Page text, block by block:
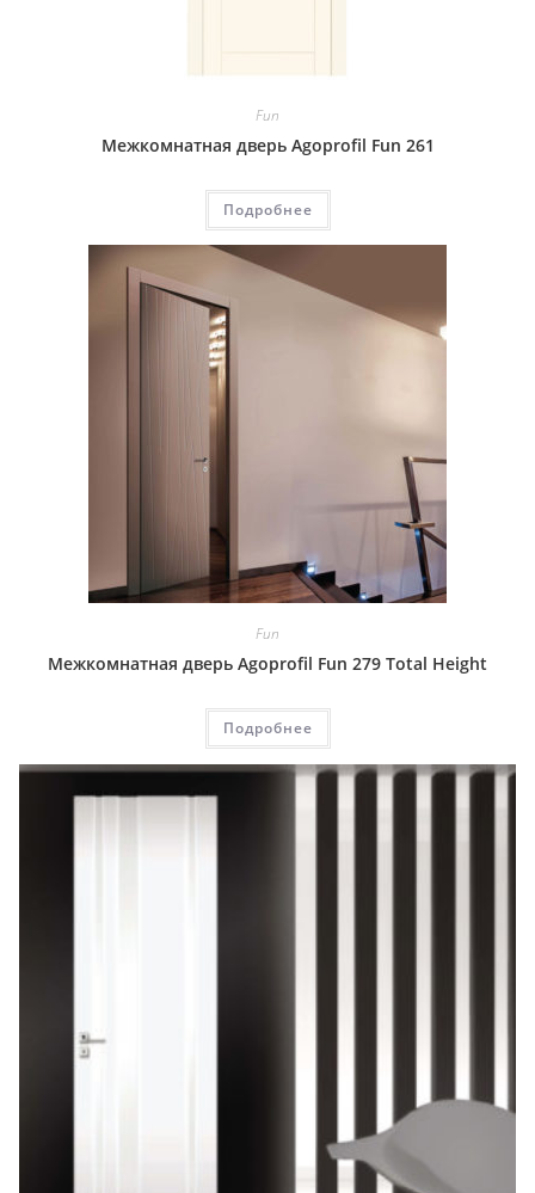
Fun
Межкомнатная дверь Agoprofil Fun 261
Подробнее
Fun
Межкомнатная дверь Agoprofil Fun 279 Total Height
Подробнее